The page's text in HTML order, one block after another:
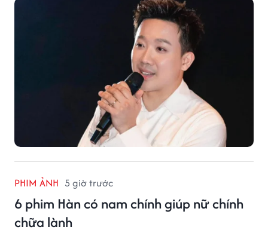
PHIM ẢNH 5 giờ trước
6 phim Hàn có nam chính giúp nữ chính
chữa lành